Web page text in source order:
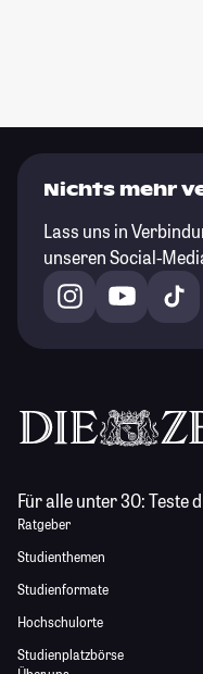
Nichts mehr
Lass uns in
unseren Social-
Für alle unter 30:Teste
Ratgeber
Studienthemen
Studienformate
Hochschulorte
Studienplatzbörse